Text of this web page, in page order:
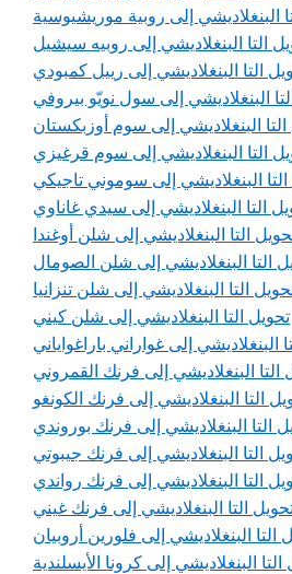
البنغلاديشي إلى روبية موريشيوسية
التا البنغلاديشي إلى روبيه سيشيل
التا البنغلاديشي إلى رييل كمبودي
البنغلاديشي إلى سول نويّو بيروفي
البنغلاديشي إلى سوم أوزبكستان
التا البنغلاديشي إلى سوم قرغيزي
البنغلاديشي إلى سوموني تاجيكي
التا البنغلاديشي إلى سيدي غاناوي
التا البنغلاديشي إلى شلن أوغندا
التا البنغلاديشي إلى شلن الصومال
التا البنغلاديشي إلى شلن تنزانيا
تحويل التا البنغلاديشي إلى شلن كيني
البنغلاديشي إلى غواراني باراغواياني
التا البنغلاديشي إلى فرنك القمروني
التا البنغلاديشي إلى فرنك الكونغو
التا البنغلاديشي إلى فرنك بوروندي
التا البنغلاديشي إلى فرنك جيبوتي
التا البنغلاديشي إلى فرنك رواندي
التا البنغلاديشي إلى فرنك غيني
التا البنغلاديشي إلى فلورين أروبيان
التا البنغلاديشي إلى كرونا الأيسلندية